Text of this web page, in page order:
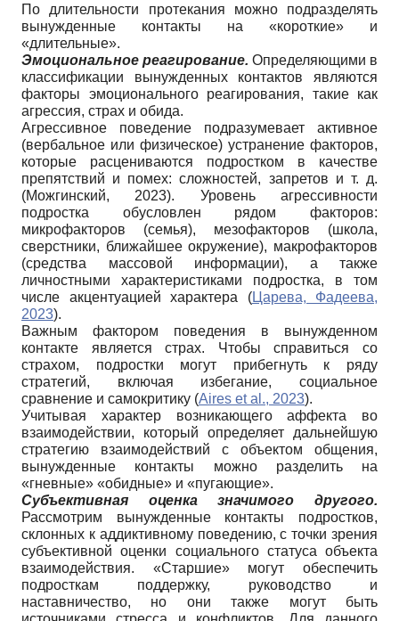
По длительности протекания можно подразделять
вынужденные контакты на «короткие» и
«длительные».
Эмоциональное реагирование. Определяющими в
классификации вынужденных контактов являются
факторы эмоционального реагирования, такие как
агрессия, страх и обида.
Агрессивное поведение подразумевает активное
(вербальное или физическое) устранение факторов,
которые расцениваются подростком в качестве
препятствий и помех: сложностей, запретов и т. д.
(Можгинский, 2023). Уровень агрессивности
подростка обусловлен рядом факторов:
микрофакторов (семья), мезофакторов (школа,
сверстники, ближайшее окружение), макрофакторов
(средства массовой информации), а также
личностными характеристиками подростка, в том
числе акцентуацией характера (Царева, Фадеева,
2023).
Важным фактором поведения в вынужденном
контакте является страх. Чтобы справиться со
страхом, подростки могут прибегнуть к ряду
стратегий, включая избегание, социальное
сравнение и самокритику (Aires et al., 2023).
Учитывая характер возникающего аффекта во
взаимодействии, который определяет дальнейшую
стратегию взаимодействий с объектом общения,
вынужденные контакты можно разделить на
«гневные» «обидные» и «пугающие».
Субъективная оценка значимого другого.
Рассмотрим вынужденные контакты подростков,
склонных к аддиктивному поведению, с точки зрения
субъективной оценки социального статуса объекта
взаимодействия. «Старшие» могут обеспечить
подросткам поддержку, руководство и
наставничество, но они также могут быть